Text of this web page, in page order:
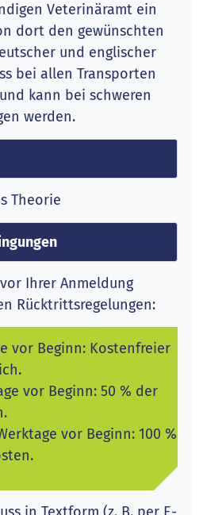
Veterinäramt ein
dort den gewünschten
und englischer
bei allen Transporten
kann bei schweren
werden.
Theorie
Ihrer Anmeldung
Rücktrittsregelungen:
vor Beginn: Kostenfreier
vor Beginn: 50 % der
vor Beginn: 100 %